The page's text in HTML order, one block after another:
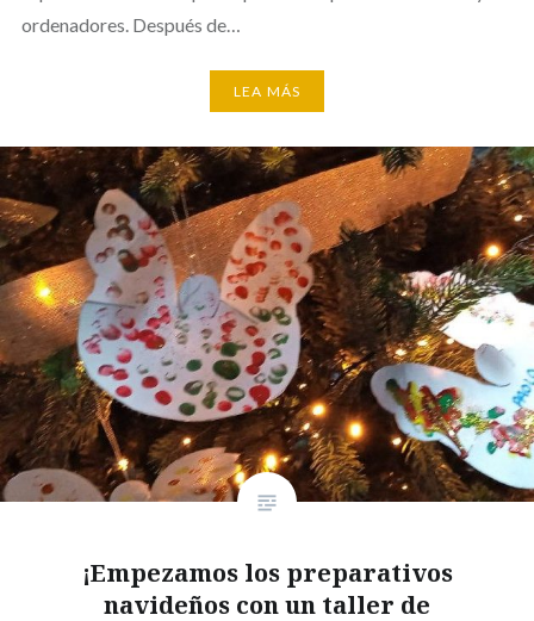
ordenadores. Después de…
LEA MÁS
¡Empezamos los preparativos
navideños con un taller de